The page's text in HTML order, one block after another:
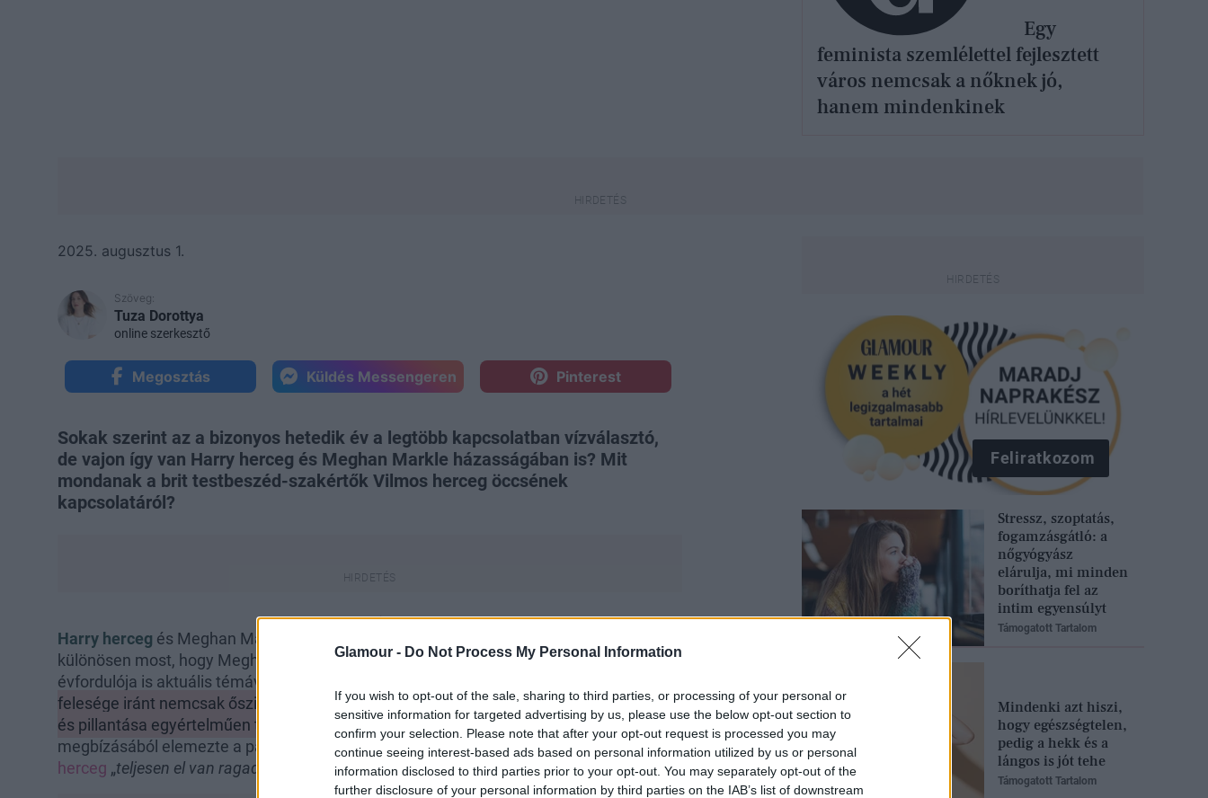
Glamour - Do Not Process My Personal Information
If you wish to opt-out of the sale, sharing to third parties, or processing of your personal or
sensitive information for targeted advertising by us, please use the below opt-out section to
confirm your selection. Please note that after your opt-out request is processed you may
continue seeing interest-based ads based on personal information utilized by us or personal
information disclosed to third parties prior to your opt-out. You may separately opt-out of the
further disclosure of your personal information by third parties on the IAB’s list of downstream
Egy
feminista szemlélettel fejlesztett
város nemcsak a nőknek jó,
hanem mindenkinek
2025. augusztus 1.
Szöveg:
Tuza Dorottya
online szerkesztő
Megosztás Küldés Messengeren Pinterest
Sokak szerint az a bizonyos hetedik év a legtöbb kapcsolatban vízválasztó,
de vajon így van Harry herceg és Meghan Markle házasságában is? Mit
mondanak a brit testbeszéd-szakértők Vilmos herceg öccsének
kapcsolatáról?
Harry herceg és Meghan Markle kapcsolata továbbra is a figyelem középpontjában áll,
különösen most, hogy Meghan közelgő 44. születésnapja és a pár hetedik házassági
évfordulója is aktuális témává vált.
felesége iránt nemcsak őszinték, hanem rendkívül intenzívek is, amit minden gesztusa
és pillantása egyértelműen tükröz
. Darren Stanton szakértő a Betfair Slots
megbízásából elemezte a pár viselkedését, és arra a következtetésre jutott, hogyHarry
herceg „teljesen el van ragadtatva ” Meghantól.
Feliratkozom
Stressz, szoptatás,
fogamzásgátló: a
nőgyógyász
elárulja, mi minden
boríthatja fel az
intim egyensúlyt
Támogatott Tartalom
Mindenki azt hiszi,
hogy egészségtelen,
pedig a hekk és a
lángos is jót tehe
Támogatott Tartalom